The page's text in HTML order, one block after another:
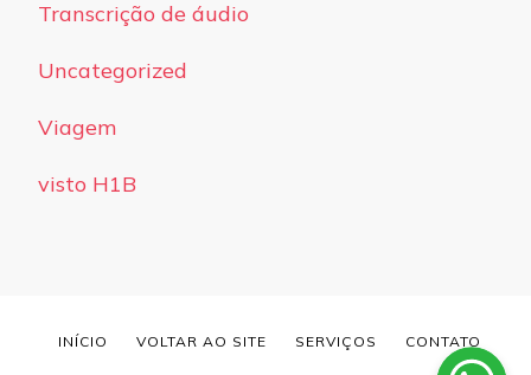
Transcrição de áudio
Uncategorized
Viagem
visto H1B
INÍCIO VOLTAR AO SITE SERVIÇOS CONTATO